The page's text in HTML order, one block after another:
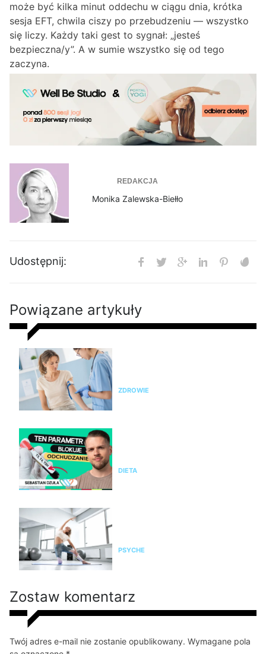
może być kilka minut oddechu w ciągu dnia, krótka
sesja EFT, chwila ciszy po przebudzeniu — wszystko
się liczy. Każdy taki gest to sygnał: „jesteś
bezpieczna/y”. A w sumie wszystko się od tego
zaczyna.
Monika Zalewska-Biełło
REDAKCJA
Udostępnij:
Powiązane artykuły
ZDROWIE
DIETA
PSYCHE
Zostaw komentarz
Twój adres e-mail nie zostanie opublikowany. Wymagane pola